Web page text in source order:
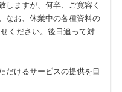
しますが、何卒、ご寛容く
なお、休業中の各種資料の
ください。後日追って対
だけるサービスの提供を目